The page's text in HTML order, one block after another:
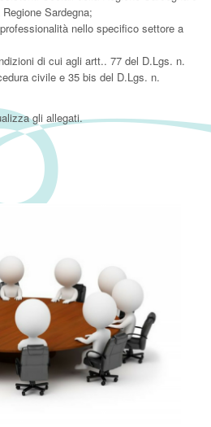
Sardegna;
nello specifico settore a
di cui agli artt.. 77 del D.Lgs. n.
civile e 35 bis del D.Lgs. n.
gli allegati.